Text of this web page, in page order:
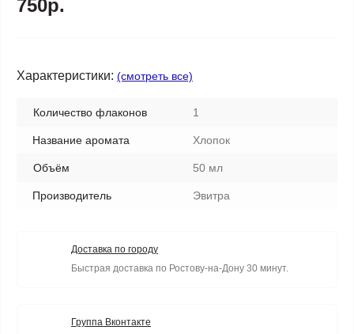
750р.
Характеристики: (смотреть все)
Количество флаконов 1
Название аромата Хлопок
Объём 50 мл
Производитель Эвитра
Доставка по городу
Быстрая доставка по Ростову-на-Дону 30 минут.
Группа Вконтакте